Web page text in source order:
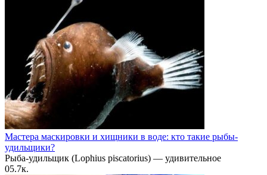
Мастера маскировки и хищники в воде: кто такие рыбы-
удильщики?
Рыба-удильщик (Lophius piscatorius) — удивительное
05.7к.